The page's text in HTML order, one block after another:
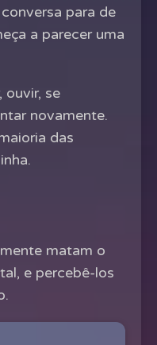
para de
a parecer uma
ouvir, se
novamente.
das
matam o
e percebê-los